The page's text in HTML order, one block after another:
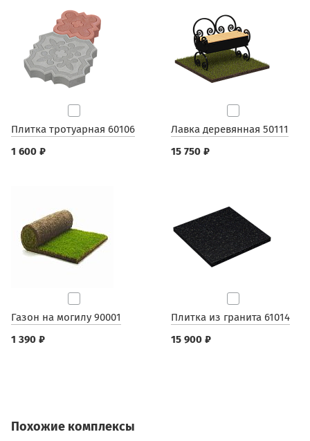
Плитка тротуарная 60106
1 600 ₽
Лавка деревянная 50111
15 750 ₽
Газон на могилу 90001
1 390 ₽
Плитка из гранита 61014
15 900 ₽
Похожие комплексы